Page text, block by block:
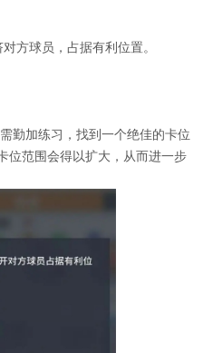
方球员，占据有利位置。
勤加练习，找到一个绝佳的卡位
位范围会得以扩大，从而进一步